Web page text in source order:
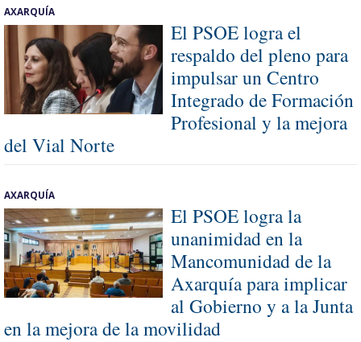
AXARQUÍA
El PSOE logra el
respaldo del pleno para
impulsar un Centro
Integrado de Formación
Profesional y la mejora
del Vial Norte
AXARQUÍA
El PSOE logra la
unanimidad en la
Mancomunidad de la
Axarquía para implicar
al Gobierno y a la Junta
en la mejora de la movilidad